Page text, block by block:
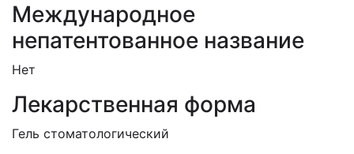
Международное
непатентованное название
Нет
Лекарственная форма
Гель стоматологический